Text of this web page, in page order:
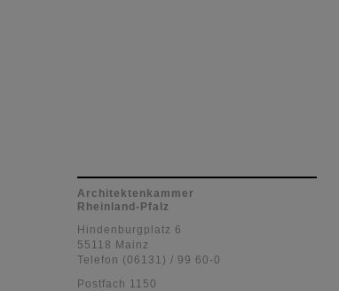
Architektenkammer
Rheinland-Pfalz
Hindenburgplatz 6
55118 Mainz
Telefon (06131) / 99 60-0
Postfach 1150